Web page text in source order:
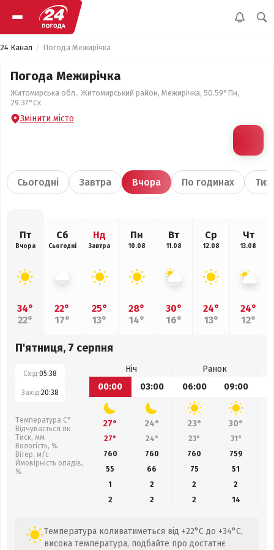
24 Канал Погода Межирічка
Погода Межирічка
Житомирська обл., Житомирський район, Межирічка, 50.59°Пн,
29.37°Сх
Змінити місто
Сьогодні Завтра Вчора По годинах
Пт
Вчора
34°
22°
Сб
Сьогодні
22°
17°
Нд
Завтра
25°
13°
Пн
10.08
28°
14°
Вт
11.08
30°
16°
Ср
12.08
24°
13°
Чт
13.08
24°
12°
П'ятниця, 7 серпня
Схід:05:38
Захід:20:38
Температура С°
Відчувається як
Тиск, мм
Вологість, %
Вітер, м/с
Ймовірність опадів,
%
Ніч
Ранок
00:00
03:00 06:00 09:00
27° 24° 23° 30°
27° 24° 23° 31°
760
760 760 759
55
66 75 51
1
2 2
2
2
2 2 14
Температура коливатиметься від +22°C до +34°C,
висока температура, подбайте про достатнє